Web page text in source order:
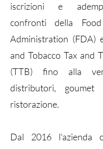
iscrizioni e
confronti della
Administration (FDA)
and Tobacco Tax and
(TTB) fino alla
distributori, goumet
ristorazione.
Dal 2016 l'azienda